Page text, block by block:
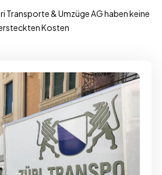
Transporte & Umzüge AG haben keine
Kosten